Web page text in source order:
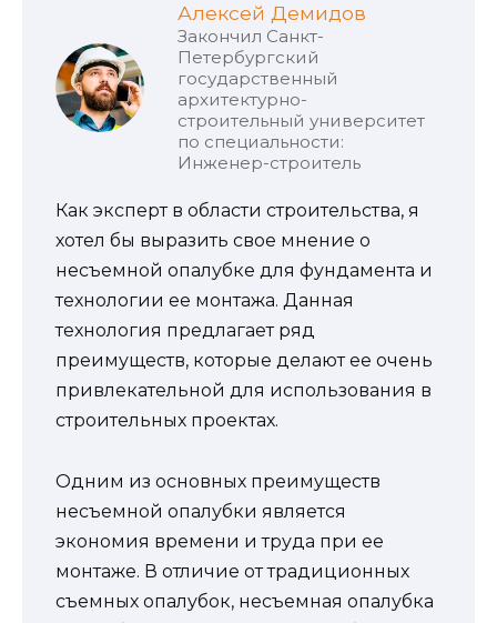
Алексей Демидов
Закончил Санкт-
Петербургский
государственный
архитектурно-
строительный университет
по специальности:
Инженер-строитель
Как эксперт в области строительства, я
хотел бы выразить свое мнение о
несъемной опалубке для фундамента и
технологии ее монтажа. Данная
технология предлагает ряд
преимуществ, которые делают ее очень
привлекательной для использования в
строительных проектах.
Одним из основных преимуществ
несъемной опалубки является
экономия времени и труда при ее
монтаже. В отличие от традиционных
съемных опалубок, несъемная опалубка